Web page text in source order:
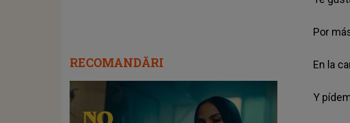
Por
En la
Y
RECOMANDĂRI